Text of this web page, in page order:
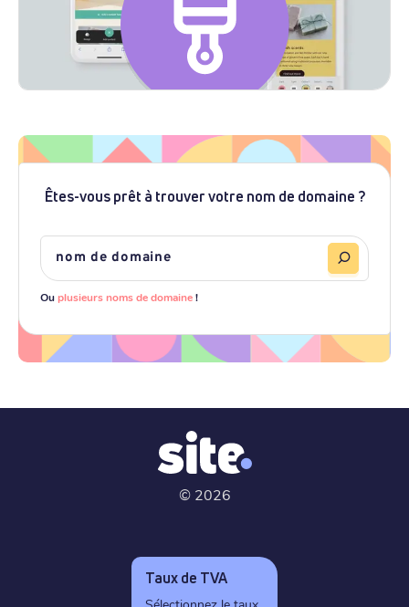
Êtes-vous prêt à trouver votre nom de domaine ?
Ouplusieurs noms de domaine!
© 2026
Taux de TVA
Sélectionnez le taux